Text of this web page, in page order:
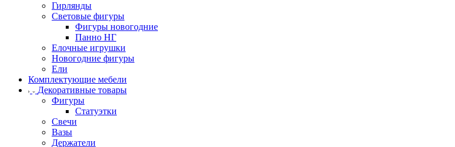
Гирлянды
Световые фигуры
Фигуры новогодние
Панно НГ
Елочные игрушки
Новогодние фигуры
Ели
Комплектующие мебели
Декоративные товары
Фигуры
Статуэтки
Свечи
Вазы
Держатели